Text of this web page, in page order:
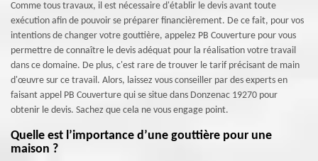
Comme tous travaux, il est nécessaire d'établir le devis avant toute
exécution afin de pouvoir se préparer financièrement. De ce fait, pour vos
intentions de changer votre gouttière, appelez PB Couverture pour vous
permettre de connaître le devis adéquat pour la réalisation votre travail
dans ce domaine. De plus, c'est rare de trouver le tarif précisant de main
d'œuvre sur ce travail. Alors, laissez vous conseiller par des experts en
faisant appel PB Couverture qui se situe dans Donzenac 19270 pour
obtenir le devis. Sachez que cela ne vous engage point.
Quelle est l’importance d’une gouttière pour une
maison ?